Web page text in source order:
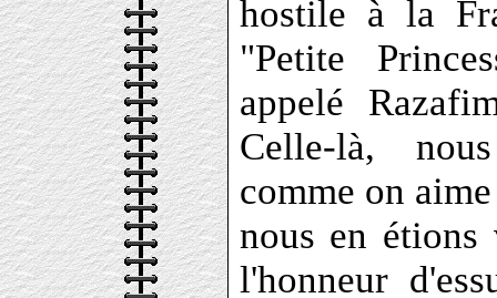
hostile à la
"Petite
appelé
Celle-là,
comme on
nous en étions
l'honneur